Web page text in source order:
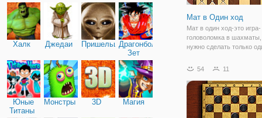
Халк Джедаи ПришельцыДрагонболл
Зет
Юные
Титаны
Монстры 3D Магия
Мат в Один ход
Мат в один ход-это игра-
головоломка в
нужно сделать только
противника. Просто
нажмите/нажмите на
вы хотите
54 11